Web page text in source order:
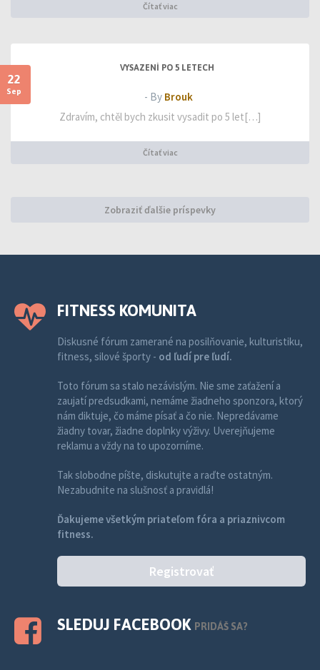
Čítať viac
22
Sep
VYSAZENÍ PO 5 LETECH
- By Brouk
Zdravím, chtěl bych zkusit vysadit po 5 let[…]
Čítať viac
Zobraziť ďalšie príspevky
FITNESS KOMUNITA
Diskusné fórum zamerané na posilňovanie, kulturistiku,
fitness, silové športy - od ľudí pre ľudí.
Toto fórum sa stalo nezávislým. Nie sme zaťažení a
zaujatí predsudkami, nemáme žiadneho sponzora, ktorý
nám diktuje, čo máme písať a čo nie. Nepredávame
žiadny tovar, žiadne doplnky výživy. Uverejňujeme
reklamu a vždy na to upozorníme.
Tak slobodne píšte, diskutujte a raďte ostatným.
Nezabudnite na slušnosť a pravidlá!
Ďakujeme všetkým priateľom fóra a priaznivcom
fitness.
Registrovať
SLEDUJ FACEBOOK PRIDÁŠ SA?